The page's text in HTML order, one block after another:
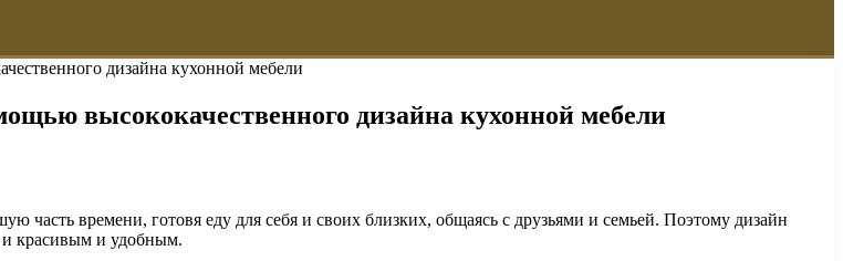
дизайна кухонной мебели
высококачественного дизайна кухонной мебели
часть времени, готовя еду для себя и своих близких, общаясь с друзьями и семьей. Поэтому дизайн
и красивым и удобным.